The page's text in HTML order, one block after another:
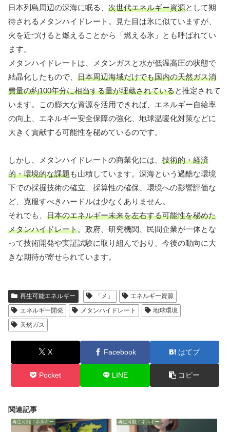
日本列島周辺の深海に眠る、 次世代エネルギー資源として期
待されるメタンハイドレート。見た目は氷に似ていますが、
火を近づけると燃えることから「燃える氷」とも呼ばれてい
ます。
メタンハイドレートは、メタンガスと水が低温高圧の状態で
結晶化したもので、 日本周辺海域だけでも国内の天然ガス消
費量の約100年分に相当する量が埋蔵されていると推定されて
います。この膨大な資源を活用できれば、エネルギー自給率
の向上、エネルギー安全保障の強化、地球温暖化対策などに
大きく貢献する可能性を秘めているのです。
しかし、メタンハイドレートの商業化には、 技術的・経済
的・環境的な課題も山積しています。深海という過酷な環境
下での採掘技術の確立、採算性の確保、環境への影響評価な
ど、克服すべきハードルは少なくありません。
それでも、 日本のエネルギー未来を左右する可能性を秘めた
メタンハイドレート。政府、研究機関、民間企業が一体とな
って技術開発や実証試験に取り組んでおり、今後の動向に大
きな期待が寄せられています。
再生可能エネルギー 「メ」
エネルギー資源
エネルギー開発
メタンハイドレート
地球環境
天然ガス
X Facebook はてブ
Pocket LINE コピー
関連記事
再生可能エネルギー 再生可能エネルギー